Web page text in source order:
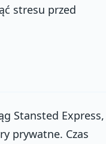
stresu przed
Stansted Express,
prywatne. Czas